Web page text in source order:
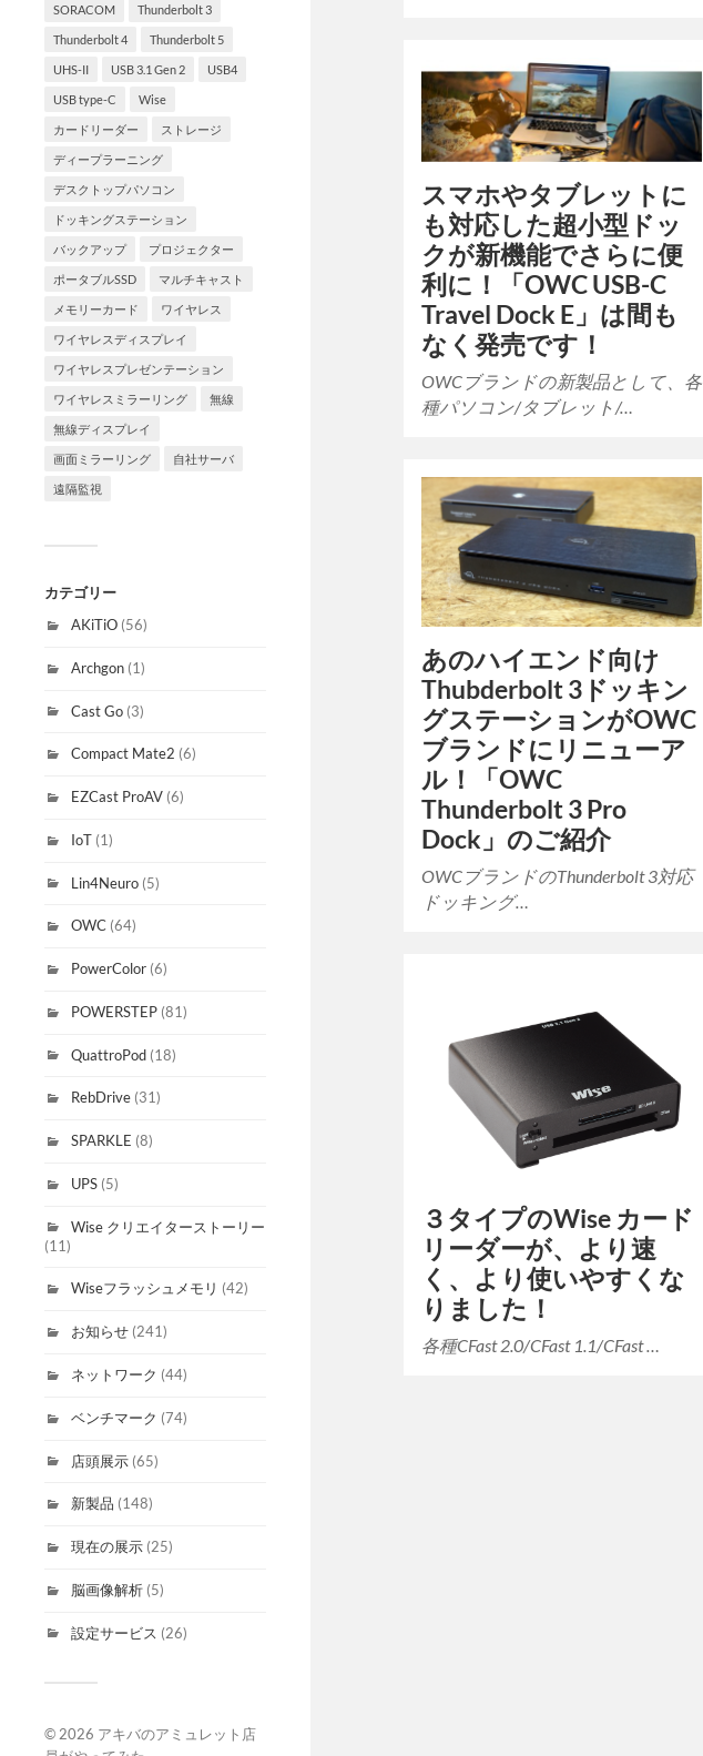
SORACOM Thunderbolt 3
Thunderbolt 4 Thunderbolt 5
UHS-II USB 3.1 Gen 2 USB4
USB type-C Wise
カードリーダー ストレージ
ディープラーニング
デスクトップパソコン
ドッキングステーション
バックアップ プロジェクター
ポータブルSSD マルチキャスト
メモリーカード ワイヤレス
ワイヤレスディスプレイ
ワイヤレスプレゼンテーション
ワイヤレスミラーリング 無線
無線ディスプレイ
画面ミラーリング 自社サーバ
遠隔監視
カテゴリー
AKiTiO (56)
Archgon (1)
Cast Go (3)
Compact Mate2 (6)
EZCast ProAV (6)
IoT (1)
Lin4Neuro (5)
OWC (64)
PowerColor (6)
POWERSTEP (81)
QuattroPod (18)
RebDrive (31)
SPARKLE (8)
UPS (5)
Wise クリエイターストーリー
(11)
Wiseフラッシュメモリ (42)
お知らせ (241)
ネットワーク (44)
ベンチマーク (74)
店頭展示 (65)
新製品 (148)
現在の展示 (25)
脳画像解析 (5)
設定サービス (26)
© 2026 アキバのアミュレット店
スマホやタブレットに
も対応した超小型ドッ
クが新機能でさらに便
利に！「OWC USB-C
Travel Dock E」は間も
なく発売です！
OWCブランドの新製品として、各
種パソコン/タブレット/…
あのハイエンド向け
Thubderbolt 3ドッキン
グステーションがOWC
ブランドにリニューア
ル！「OWC
Thunderbolt 3 Pro
Dock」のご紹介
OWCブランドのThunderbolt 3対応
ドッキング…
３タイプのWise カード
リーダーが、より速
く、より使いやすくな
りました！
各種CFast 2.0/CFast 1.1/CFast …